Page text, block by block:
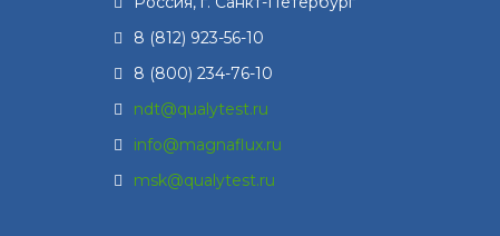
8 (812) 923-56-10
8 (800) 234-76-10
ndt@qualytest.ru
info@magnaflux.ru
msk@qualytest.ru